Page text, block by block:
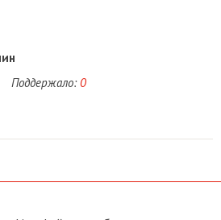
Поддержало: 0